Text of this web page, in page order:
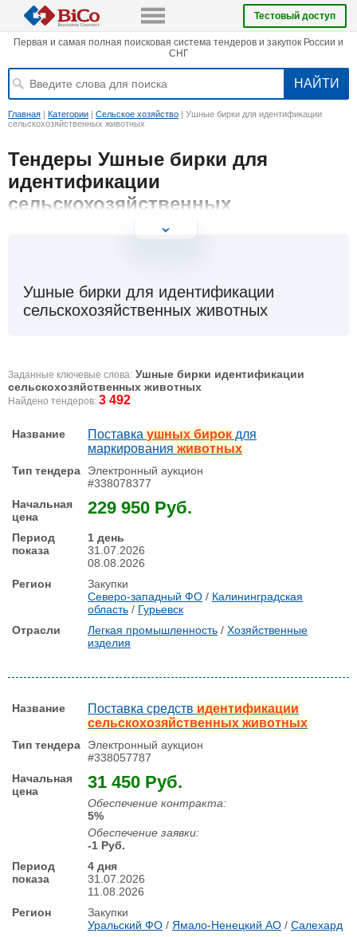
Тестовый доступ
Первая и самая полная поисковая система тендеров и закупок России и
СНГ
Главная | Категории | Сельское хозяйство | Ушные бирки для идентификации
сельскохозяйственных животных
Тендеры Ушные бирки для
идентификации
сельскохозяйственных
животных | Закупки, поставки,
Ушные бирки для идентификации
сельскохозяйственных животных
Заданные ключевые слова: Ушные бирки идентификации
сельскохозяйственных животных
Найдено тендеров: 3 492
Поставкаушных бирокдля
маркированияживотных
Электронный аукцион
#338078377
229 950 Руб.
1 день
31.07.2026
08.08.2026
Закупки
Северо-западный ФО / Калининградская
область / Гурьевск
Легкая промышленность / Хозяйственные
изделия
Поставка средствидентификации
сельскохозяйственных животных
Электронный аукцион
#338057787
31 450 Руб.
Обеспечение контракта:
5%
Обеспечение заявки:
-1 Руб.
4 дня
31.07.2026
11.08.2026
Закупки
Уральский ФО / Ямало-Ненецкий АО / Салехард